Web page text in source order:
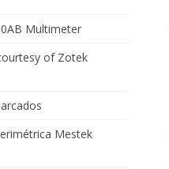
Multimeter
of Zotek
Mestek